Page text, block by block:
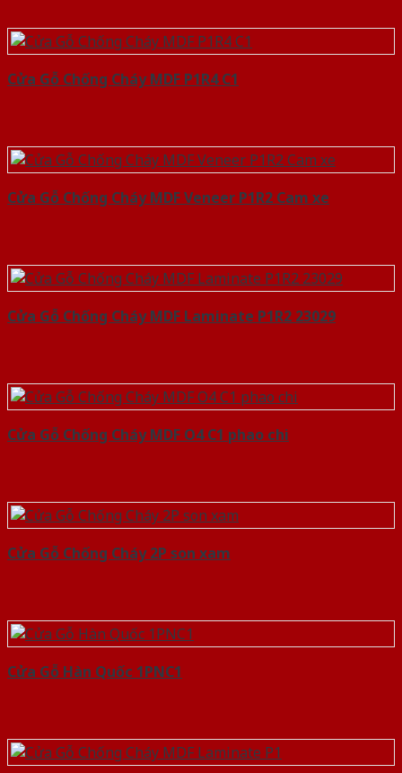
Cửa Gỗ Chống Cháy MDF P1R4 C1
Cửa Gỗ Chống Cháy MDF Veneer P1R2 Cam xe
Cửa Gỗ Chống Cháy MDF Laminate P1R2 23029
Cửa Gỗ Chống Cháy MDF O4 C1 phao chi
Cửa Gỗ Chống Cháy 2P son xam
Cửa Gỗ Hàn Quốc 1PNC1